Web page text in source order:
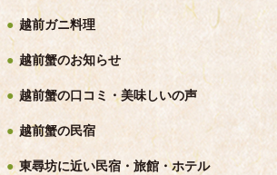
越前ガニ料理
越前蟹のお知らせ
越前蟹の口コミ・美味しいの声
越前蟹の民宿
東尋坊に近い民宿・旅館・ホテル